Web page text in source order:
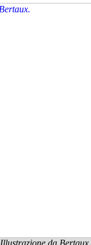
Illustrazione da Bertaux.